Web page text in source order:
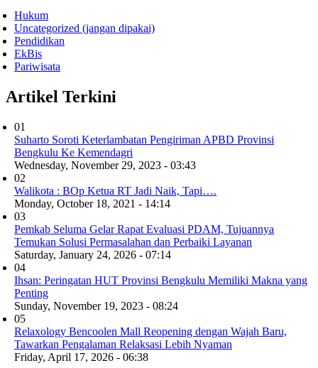
Hukum
Uncategorized (jangan dipakai)
Pendidikan
EkBis
Pariwisata
Artikel Terkini
01
Suharto Soroti Keterlambatan Pengiriman APBD Provinsi
Bengkulu Ke Kemendagri
Wednesday, November 29, 2023 - 03:43
02
Walikota : BOp Ketua RT Jadi Naik, Tapi….
Monday, October 18, 2021 - 14:14
03
Pemkab Seluma Gelar Rapat Evaluasi PDAM, Tujuannya
Temukan Solusi Permasalahan dan Perbaiki Layanan
Saturday, January 24, 2026 - 07:14
04
Ihsan: Peringatan HUT Provinsi Bengkulu Memiliki Makna yang
Penting
Sunday, November 19, 2023 - 08:24
05
Relaxology Bencoolen Mall Reopening dengan Wajah Baru,
Tawarkan Pengalaman Relaksasi Lebih Nyaman
Friday, April 17, 2026 - 06:38